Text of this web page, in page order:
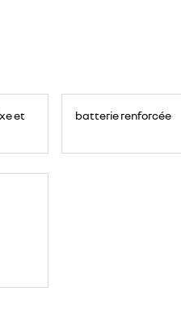
et
batterie renforcée